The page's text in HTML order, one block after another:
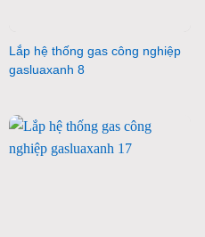
Lắp hệ thống gas công nghiệp
gasluaxanh 8